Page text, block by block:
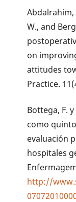
Abdalrahim,
W., and
on
attitudes
Practice.
Bottega, F.
como
evaluación
hospitales
http://